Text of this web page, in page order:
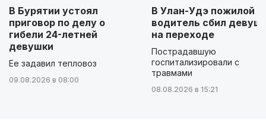
В Бурятии устоял
приговор по делу о
гибели 24-летней
девушки
Ее задавил тепловоз
09.08.2026 в 08:00
В Улан-Удэ пожилой
водитель сбил
на переходе
Пострадавшую
госпитализировали с
травмами
08.08.2026 в 15:21